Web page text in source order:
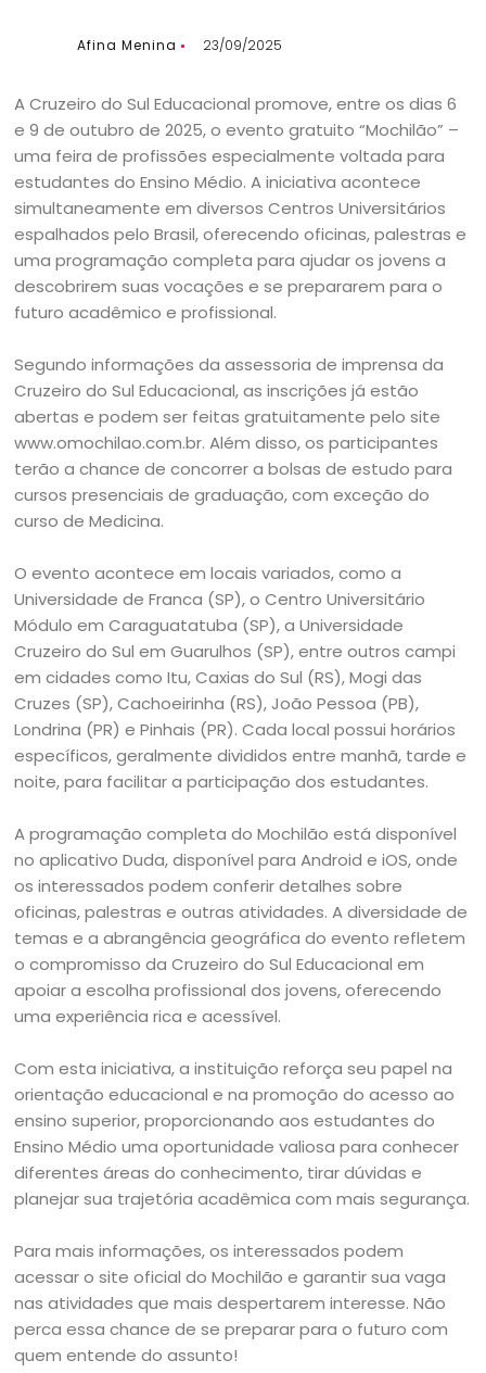
Afina Menina 23/09/2025
A Cruzeiro do Sul Educacional promove, entre os dias 6
e 9 de outubro de 2025, o evento gratuito “Mochilão” –
uma feira de profissões especialmente voltada para
estudantes do Ensino Médio. A iniciativa acontece
simultaneamente em diversos Centros Universitários
espalhados pelo Brasil, oferecendo oficinas, palestras e
uma programação completa para ajudar os jovens a
descobrirem suas vocações e se prepararem para o
futuro acadêmico e profissional.
Segundo informações da assessoria de imprensa da
Cruzeiro do Sul Educacional, as inscrições já estão
abertas e podem ser feitas gratuitamente pelo site
www.omochilao.com.br. Além disso, os participantes
terão a chance de concorrer a bolsas de estudo para
cursos presenciais de graduação, com exceção do
curso de Medicina.
O evento acontece em locais variados, como a
Universidade de Franca (SP), o Centro Universitário
Módulo em Caraguatatuba (SP), a Universidade
Cruzeiro do Sul em Guarulhos (SP), entre outros campi
em cidades como Itu, Caxias do Sul (RS), Mogi das
Cruzes (SP), Cachoeirinha (RS), João Pessoa (PB),
Londrina (PR) e Pinhais (PR). Cada local possui horários
específicos, geralmente divididos entre manhã, tarde e
noite, para facilitar a participação dos estudantes.
A programação completa do Mochilão está disponível
no aplicativo Duda, disponível para Android e iOS, onde
os interessados podem conferir detalhes sobre
oficinas, palestras e outras atividades. A diversidade de
temas e a abrangência geográfica do evento refletem
o compromisso da Cruzeiro do Sul Educacional em
apoiar a escolha profissional dos jovens, oferecendo
uma experiência rica e acessível.
Com esta iniciativa, a instituição reforça seu papel na
orientação educacional e na promoção do acesso ao
ensino superior, proporcionando aos estudantes do
Ensino Médio uma oportunidade valiosa para conhecer
diferentes áreas do conhecimento, tirar dúvidas e
planejar sua trajetória acadêmica com mais segurança.
Para mais informações, os interessados podem
acessar o site oficial do Mochilão e garantir sua vaga
nas atividades que mais despertarem interesse. Não
perca essa chance de se preparar para o futuro com
quem entende do assunto!